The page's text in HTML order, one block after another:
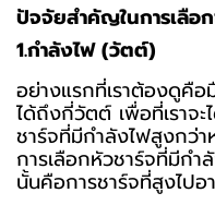
ปัจจัยสำคัญในการเลือ
1.กำลังไฟ (วัตต์)
อย่างแรกที่เราต้องดูคือ
ได้ถึงกี่วัตต์ เพื่อที่เราจะ
ชาร์จที่มีกำลังไฟสูงกว่า
การเลือกหัวชาร์จที่มีก
นั้นคือการชาร์จที่สูงไป